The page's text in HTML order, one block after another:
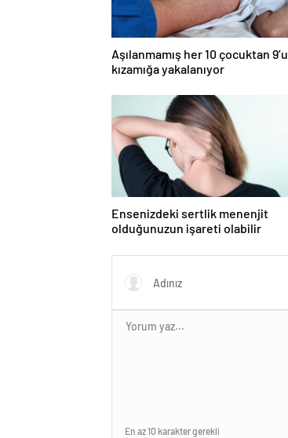
Aşılanmamış her 10 çocuktan 9’u
kızamığa yakalanıyor
Ensenizdeki sertlik menenjit
olduğunuzun işareti olabilir
En az 10 karakter gerekli